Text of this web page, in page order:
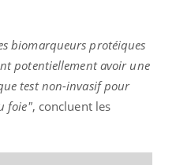
biomarqueurs protéiques
potentiellement avoir une
test non-invasif pour
foie", concluent les